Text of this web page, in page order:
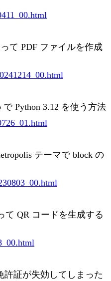
て PDF ファイルを作成
で Python 3.12 を使う方法
テーマで block の
て QR コードを生成する
許証が失効してしまった